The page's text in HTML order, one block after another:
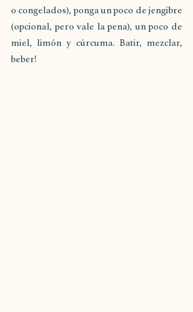
o congelados), ponga un poco de jengibre
(opcional, pero vale la pena), un poco de
miel, limón y cúrcuma. Batir, mezclar,
beber!